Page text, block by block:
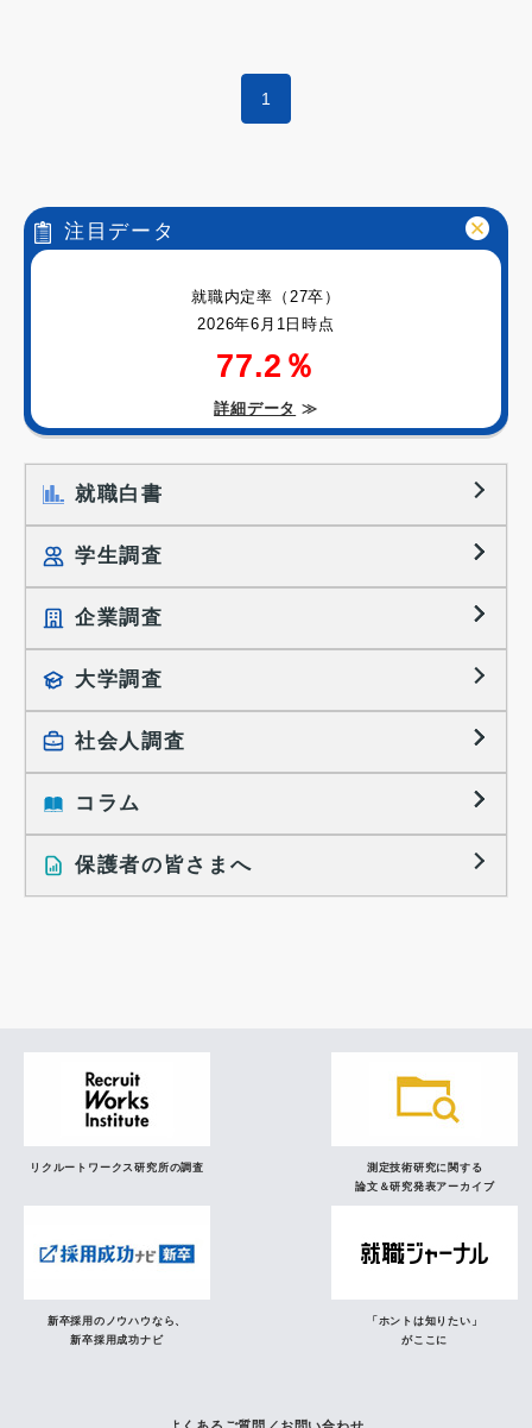
1
注目データ
就職内定率（27卒）
2026年6月1日時点
77.2％
詳細データ ≫
就職白書
学生調査
就職プロセス調査
就職活動TOPICS
大学生の実態調査
働きたい組織の特徴
大学生の地域間移動レポート
就職活動に関するレポート
企業調査
採用に関する調査
採用活動に関するレポート
大学調査
社会人調査
就職活動と入社後の就業
就業レディネス研究
コラム
インタビュー記事
保護者の皆さまへ
リクルートワークス研究所の調査
測定技術研究に関する
論文＆研究発表アーカイブ
新卒採用のノウハウなら、
新卒採用成功ナビ
「ホントは知りたい」
がここに